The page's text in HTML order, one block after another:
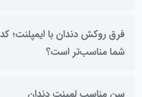
فرق روکش دندان با ایمپلنت؛
شما مناسب‌تر است؟
سن مناسب لمینت دندان